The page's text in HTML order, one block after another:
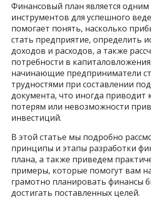
Финансовый план является
инструментов для успешного
помогает понять, насколько
стать предприятие, определить
доходов и расходов, а также
потребности в
начинающие предприниматели
трудностями при составлении
документа, что иногда приводит
потерям или невозможности
инвестиций.
В этой статье мы подробно
принципы и этапы разработки
плана, а также приведем
примеры, которые помогут вам
грамотно планировать финансы
достигать поставленных целей.